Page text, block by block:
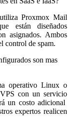
Proxmox Mail
están diseñados
asignados. Ambos
control de spam.
son mas
operativo Linux o
con un servicio
un costo adicional
expertos realicen